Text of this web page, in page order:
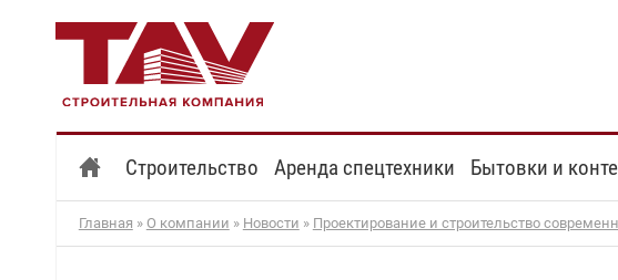
Строительство Аренда спецтехники Бытовки и
Главная » О компании » Новости » Проектирование и строительство